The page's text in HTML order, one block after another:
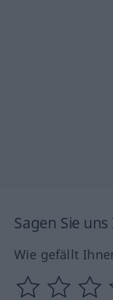
Sagen Sie
Wie gefällt